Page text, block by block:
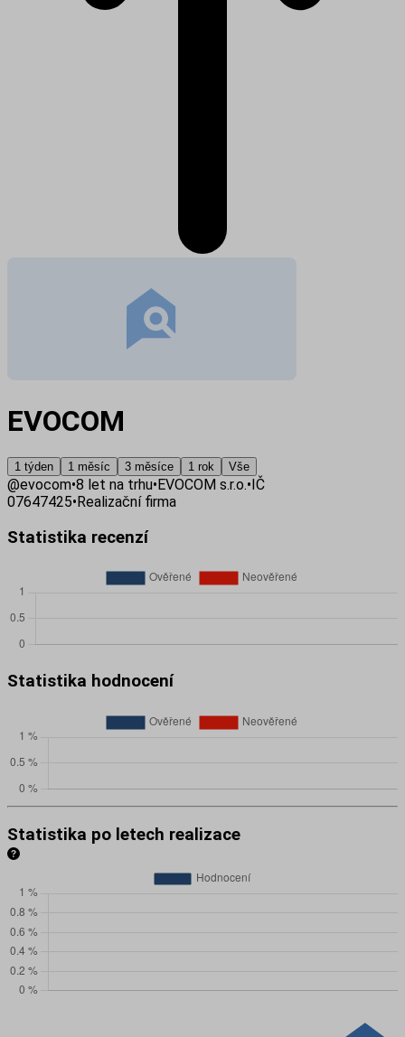
EVOCOM
1 týden 1 měsíc 3 měsíce 1 rok Vše
@evocom•8 let na trhu•EVOCOM s.r.o.•IČ
07647425•Realizační firma
Statistika recenzí
Statistika hodnocení
Statistika po letech realizace